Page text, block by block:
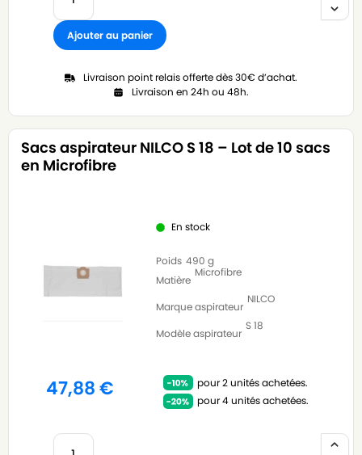
Ajouter au panier
Livraison point relais offerte dès 30€ d’achat.
Livraison en 24h ou 48h.
Sacs aspirateur NILCO S 18 – Lot de 10 sacs
en Microfibre
En stock
Poids 490 g
Matière
Microfibre
Marque aspirateur
NILCO
Modèle aspirateur
S 18
47,88€
pour 2 unités achetées.
pour 4 unités achetées.